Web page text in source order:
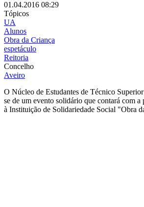
01.04.2016 08:29
Tópicos
UA
Alunos
Obra da Criança
espetáculo
Reitoria
Concelho
Aveiro
O Núcleo de Estudantes de Técnico
se de um evento solidário que contará com
à Instituição de Solidariedade Social "Obra